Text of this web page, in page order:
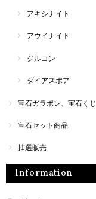
アキシナイト
アウイナイト
ジルコン
ダイアスポア
宝石ガラポン、宝石くじ
宝石セット商品
抽選販売
Information